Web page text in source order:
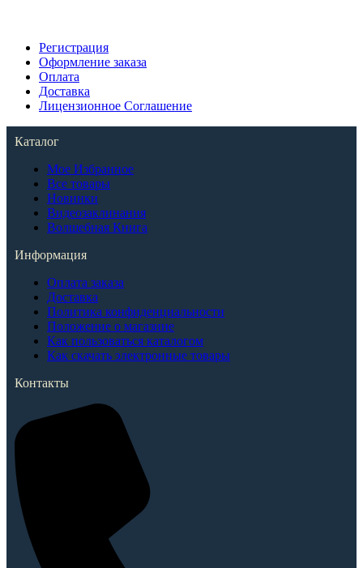
Регистрация
Оформление заказа
Оплата
Доставка
Лицензионное Соглашение
Каталог
Мое Избранное
Все товары
Новинки
Видеозаклинания
Волшебная Книга
Информация
Оплата заказа
Доставка
Политика конфиденциальности
Положение о магазине
Как пользоваться каталогом
Как скачать электронные товары
Контакты